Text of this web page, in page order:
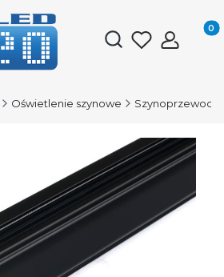
Otwórz
Oświetlenie szynowe Szynoprzewody